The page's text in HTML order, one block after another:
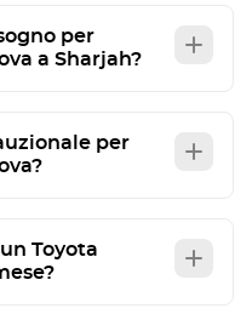
per
a Sharjah?
per
Toyota